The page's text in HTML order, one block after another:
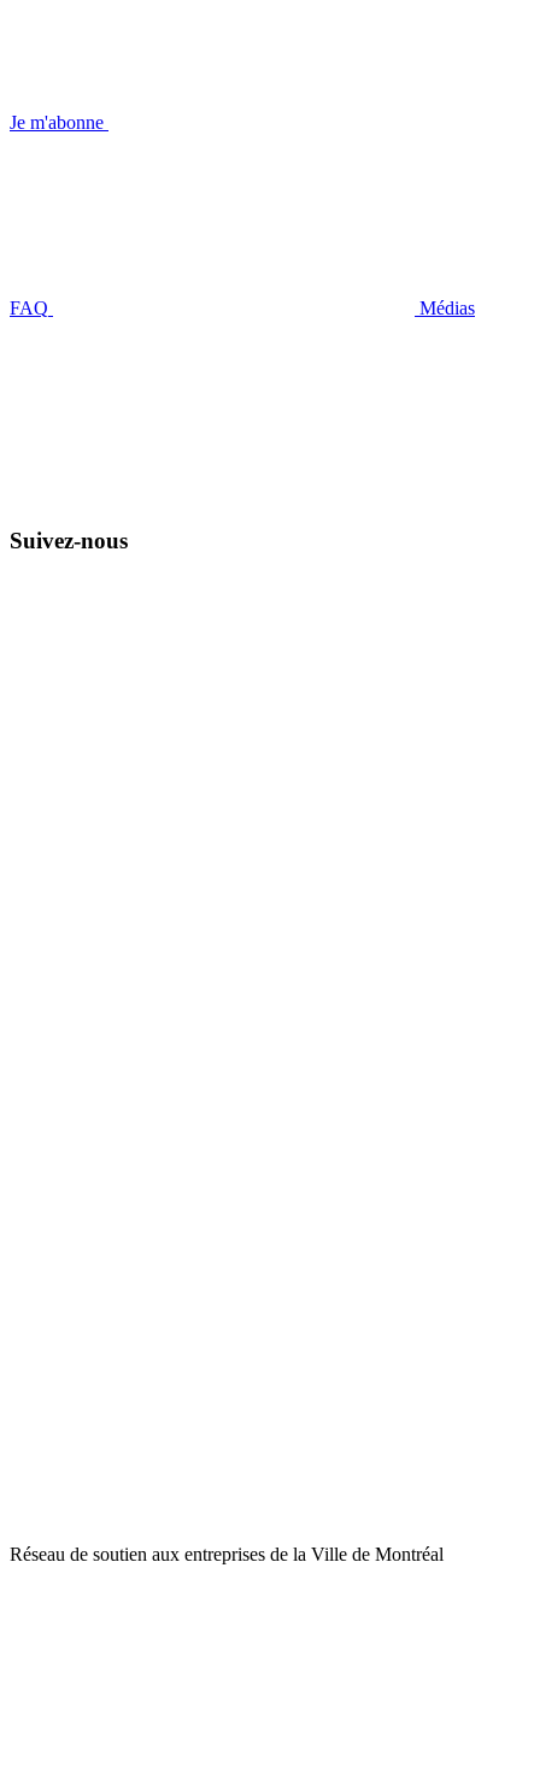
Je m'abonne
FAQ Médias
Suivez-nous
Réseau de soutien aux entreprises de la Ville de Montréal